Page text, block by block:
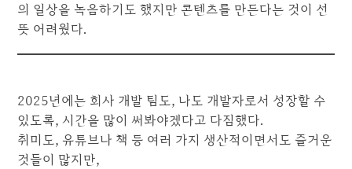
의 일상을 녹음하기도 했지만 콘텐츠를 만든다는 것이 선
뜻 어려웠다.
2025년에는 회사 개발 팀도, 나도 개발자로서 성장할 수
있도록, 시간을 많이 써봐야겠다고 다짐했다.
취미도, 유튜브나 책 등 여러 가지 생산적이면서도 즐거운
것들이 많지만,